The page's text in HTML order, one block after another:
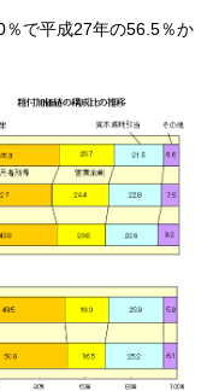
で平成27年の56.5％か